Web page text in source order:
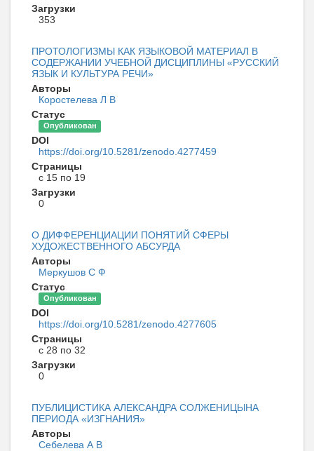
Загрузки
353
ПРОТОЛОГИЗМЫ КАК ЯЗЫКОВОЙ МАТЕРИАЛ В
СОДЕРЖАНИИ УЧЕБНОЙ ДИСЦИПЛИНЫ «РУССКИЙ
ЯЗЫК И КУЛЬТУРА РЕЧИ»
Авторы
Коростелева Л В
Статус
Опубликован
DOI
https://doi.org/10.5281/zenodo.4277459
Страницы
с 15 по 19
Загрузки
0
О ДИФФЕРЕНЦИАЦИИ ПОНЯТИЙ СФЕРЫ
ХУДОЖЕСТВЕННОГО АБСУРДА
Авторы
Меркушов С Ф
Статус
Опубликован
DOI
https://doi.org/10.5281/zenodo.4277605
Страницы
с 28 по 32
Загрузки
0
ПУБЛИЦИСТИКА АЛЕКСАНДРА СОЛЖЕНИЦЫНА
ПЕРИОДА «ИЗГНАНИЯ»
Авторы
Себелева А В